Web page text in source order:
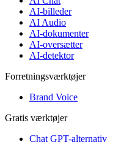
AI-billeder
AI Audio
AI-dokumenter
AI-oversætter
AI-detektor
Forretningsværktøjer
Brand Voice
Gratis værktøjer
Chat GPT-alternativ